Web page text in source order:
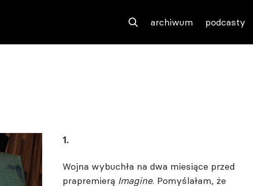
archiwum podcasty
1.
Wojna wybuchła na dwa miesiące przed
prapremierą Imagine. Pomyślałam, że